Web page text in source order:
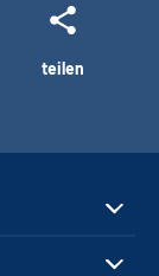
teilen